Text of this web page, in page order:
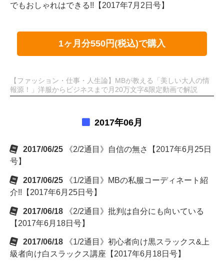
でもおしゃれはできる!!【2017年7月2日号】
1ヶ月分550円(税込)で購入
【ファッション・仕事・人生論】MBが教える「美しい大人の情
報源！」洋服からビジネスまで月20万文字&限定動画で解説
2017年06月
2017/06/25
《2/2通目》自信の無さ【2017年6月25日
号】
2017/06/25
《1/2通目》MBの私服コーディネート紹
介!!【2017年6月25日号】
2017/06/18
《2/2通目》批判は自分にも向いている
【2017年6月18日号】
2017/06/18
《1/2通目》初心者向け黒スラックス&上
級者向け白スラックス講座【2017年6月18日号】